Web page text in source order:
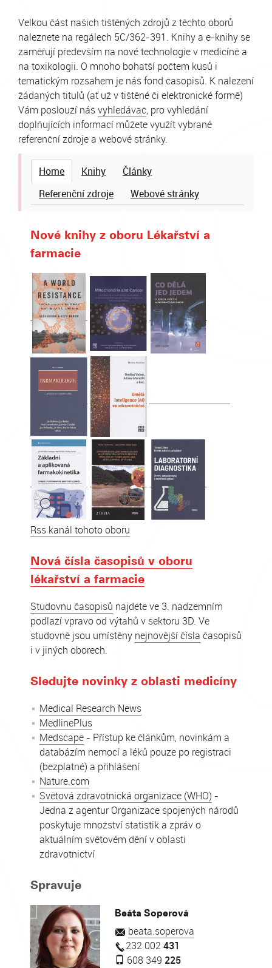
Velkou část našich tištěných zdrojů z těchto oborů
naleznete na regálech 5C/362-391. Knihy a e-knihy se
zaměřují především na nové technologie v medicíně a
na toxikologii. O mnoho bohatší počtem kusů i
tematickým rozsahem je náš fond časopisů. K nalezení
žádaných titulů (ať už v tištěné či elektronické formě)
Vám poslouží nášvyhledávač, pro vyhledání
doplňujících informací můžete využít vybrané
referenční zdroje a webové stránky.
Home Knihy
Články
Referenční zdroje
Webové stránky
Nové knihy z oboru Lékařství a
farmacie
Rss kanál tohoto oboru
Nová čísla časopisů v oboru
lékařství a farmacie
Studovnu časopisů najdete ve 3. nadzemním
podlaží vpravo od výtahů v sektoru 3D. Ve
studovně jsou umístěny nejnovější čísla časopisů
i v jiných oborech.
Sledujte novinky z oblasti medicíny
Medical Research News
MedlinePlus
Medscape - Přístup ke článkům, novinkám a
databázím nemocí a léků pouze po registraci
(bezplatné) a přihlášení
Nature.com
Světová zdravotnická organizace (WHO) -
Jedna z agentur Organizace spojených národů
poskytuje množství statistik a zpráv o
aktuálním světovém dění v oblasti
zdravotnictví
Spravuje
Beáta Soperová
beata.soperova
232 002431
608 349 225